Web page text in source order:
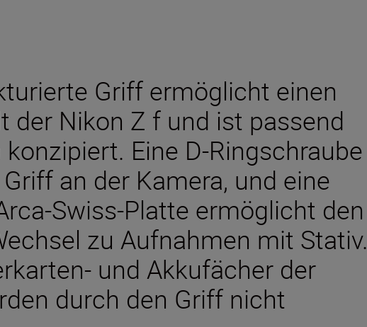
Griff ermöglicht einen
der Nikon Z f und ist passend
Eine D-Ringschraube
an der Kamera, und eine
Swiss-Platte ermöglicht den
zu Aufnahmen mit Stativ.
und Akkufächer der
durch den Griff nicht